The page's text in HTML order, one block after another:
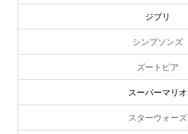
ジブリ
シンプソンズ
ズートピア
スーパーマリオ
スターウォーズ